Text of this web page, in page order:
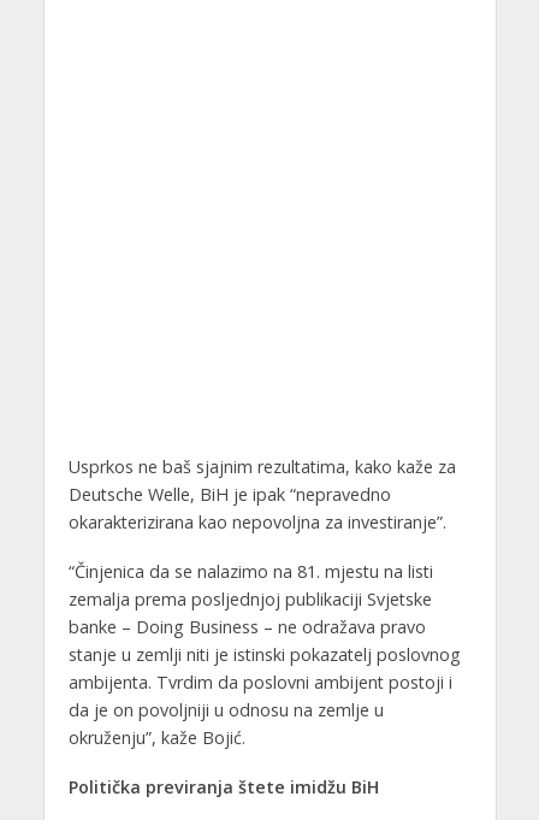
Usprkos ne baš sjajnim rezultatima, kako kaže za
Deutsche Welle, BiH je ipak “nepravedno
okarakterizirana kao nepovoljna za investiranje”.
“Činjenica da se nalazimo na 81. mjestu na listi
zemalja prema posljednjoj publikaciji Svjetske
banke – Doing Business – ne odražava pravo
stanje u zemlji niti je istinski pokazatelj poslovnog
ambijenta. Tvrdim da poslovni ambijent postoji i
da je on povoljniji u odnosu na zemlje u
okruženju”, kaže Bojić.
Politička previranja štete imidžu BiH